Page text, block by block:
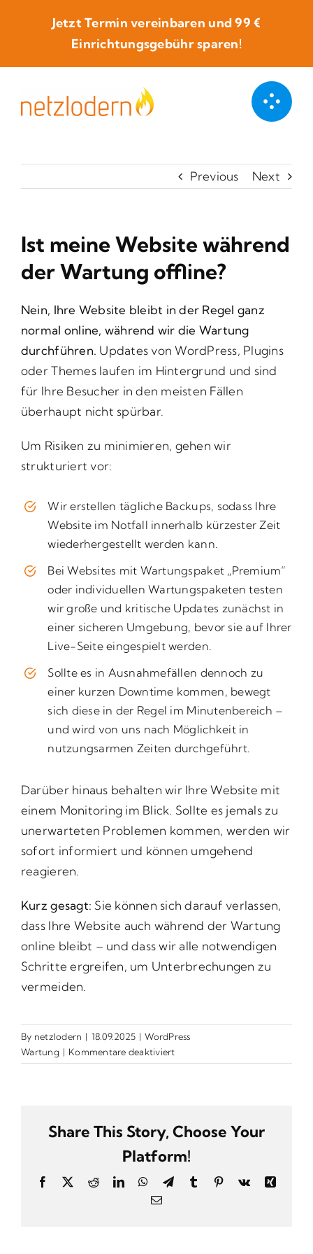
Jetzt Termin vereinbaren und99 €
Einrichtungsgebühr sparen!
Previous Next
Ist meine Website während
der Wartung offline?
Nein, Ihre Website bleibt in der Regel ganz
normal online, während wir die Wartung
durchführen. Updates von WordPress, Plugins
oder Themes laufen im Hintergrund und sind
für Ihre Besucher in den meisten Fällen
überhaupt nicht spürbar.
Um Risiken zu minimieren, gehen wir
strukturiert vor:
Wir erstellen tägliche Backups, sodass Ihre
Website im Notfall innerhalb kürzester Zeit
wiederhergestellt werden kann.
Bei Websites mit Wartungspaket „Premium“
oder individuellen Wartungspaketen testen
wir große und kritische Updates zunächst in
einer sicheren Umgebung, bevor sie auf Ihrer
Live-Seite eingespielt werden.
Sollte es in Ausnahmefällen dennoch zu
einer kurzen Downtime kommen, bewegt
sich diese in der Regel im Minutenbereich –
und wird von uns nach Möglichkeit in
nutzungsarmen Zeiten durchgeführt.
Darüber hinaus behalten wir Ihre Website mit
einem Monitoring im Blick. Sollte es jemals zu
unerwarteten Problemen kommen, werden wir
sofort informiert und können umgehend
reagieren.
Kurz gesagt: Sie können sich darauf verlassen,
dass Ihre Website auch während der Wartung
online bleibt – und dass wir alle notwendigen
Schritte ergreifen, um Unterbrechungen zu
vermeiden.
By netzlodern | 18.09.2025 | WordPress
Wartung | Kommentare deaktiviertfür
Ist
der
offline?
Share This Story, Choose Your
Platform!
Facebook RedditLinkedInWhatsApp
TelegramTumblr Pinterest
Vk
Xing
Email